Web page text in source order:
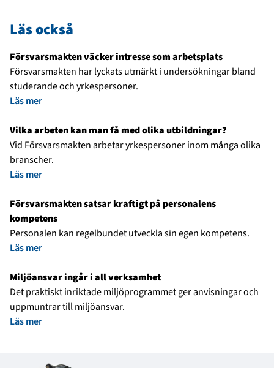
Läs också
Försvarsmakten väcker intresse som arbetsplats
Försvarsmakten har lyckats utmärkt i undersökningar bland
studerande och yrkespersoner.
Läs mer
Vilka arbeten kan man få med olika utbildningar?
Vid Försvarsmakten arbetar yrkespersoner inom många olika
branscher.
Läs mer
Försvarsmakten satsar kraftigt på personalens
kompetens
Personalen kan regelbundet utveckla sin egen kompetens.
Läs mer
Miljöansvar ingår i all verksamhet
Det praktiskt inriktade miljöprogrammet ger anvisningar och
uppmuntrar till miljöansvar.
Läs mer